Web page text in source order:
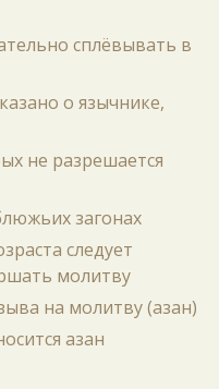
сплёвывать в
о язычнике,
не разрешается
загонах
следует
молитву
на молитву (азан)
азан